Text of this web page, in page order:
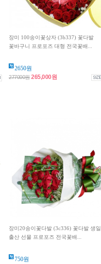
장미 100송이꽃상자 (3b337) 꽃다발
꽃바구니 프로포즈 대형 전국꽃배...
2650원
277000원265,000원
장미20송이꽃다발 (3c336) 꽃다발 생일
출산 선물 프로포즈 전국꽃배...
750원